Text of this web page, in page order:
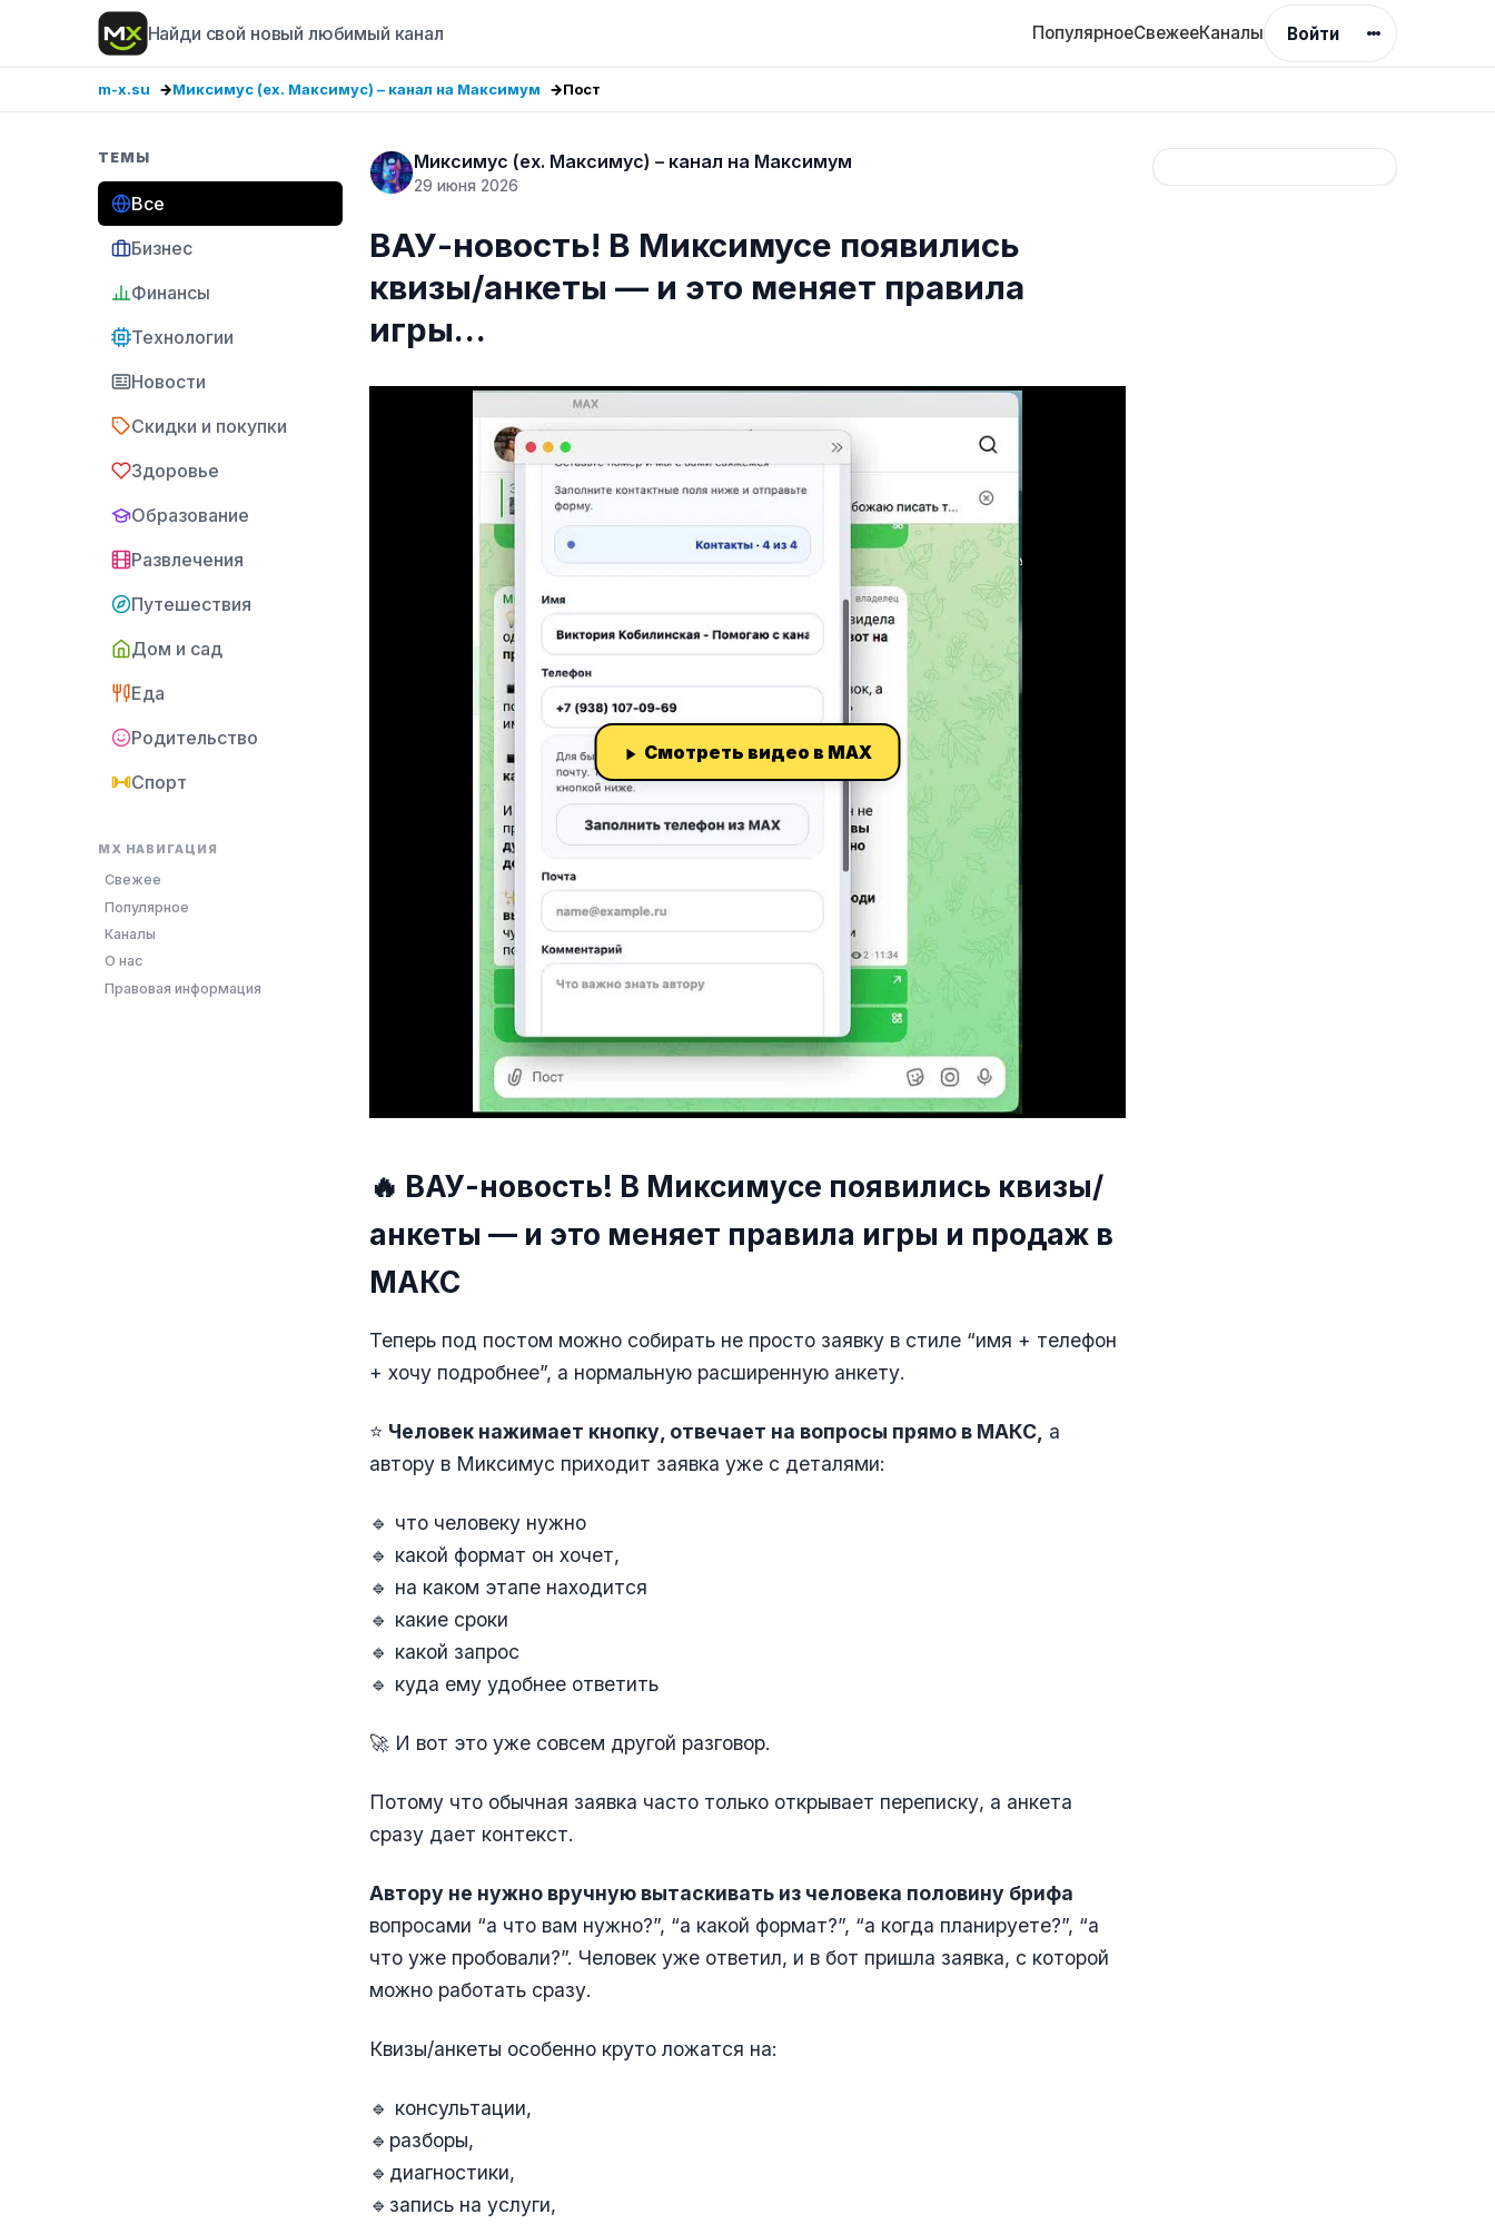
Найди свой новый любимый канал ПопулярноеСвежееКаналы Войти
m-x.su Миксимус (ex. Максимус) – канал на Максимум Пост
ТЕМЫ
Все
Бизнес
Финансы
Технологии
Новости
Скидки и покупки
Здоровье
Образование
Развлечения
Путешествия
Дом и сад
Еда
Родительство
Спорт
MX НАВИГАЦИЯ
Свежее
Популярное
Каналы
О нас
Правовая информация
Миксимус (ex. Максимус) – канал на Максимум
29 июня 2026
ВАУ-новость! В Миксимусе появились
квизы/анкеты — и это меняет правила
игры…
Смотреть видео в MAX
🔥 ВАУ-новость! В Миксимусе появились квизы/
анкеты — и это меняет правила игры и продаж в
МАКС
Теперь под постом можно собирать не просто заявку в стиле “имя + телефон
+ хочу подробнее”, а нормальную расширенную анкету.
⭐ Человек нажимает кнопку, отвечает на вопросы прямо в МАКС, а
автору в Миксимус приходит заявка уже с деталями:
🔹 что человеку нужно
🔹 какой формат он хочет,
🔹 на каком этапе находится
🔹 какие сроки
🔹 какой запрос
🔹 куда ему удобнее ответить
🚀 И вот это уже совсем другой разговор.
Потому что обычная заявка часто только открывает переписку, а анкета
сразу дает контекст.
Автору не нужно вручную вытаскивать из человека половину брифа
вопросами “а что вам нужно?”, “а какой формат?”, “а когда планируете?”, “а
что уже пробовали?”. Человек уже ответил, и в бот пришла заявка, с которой
можно работать сразу.
Квизы/анкеты особенно круто ложатся на:
🔹 консультации,
🔹разборы,
🔹диагностики,
🔹запись на услуги,